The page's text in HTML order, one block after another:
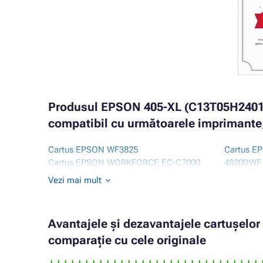
Produsul EPSON 405-XL
compatibil cu următoarele
Cartus EPSON WF3825
Cartus EPSON WORKFORCE EC-C7000
Cartus EPSON WORKFORCE PRO WF-
Cartus EPSON WORKFORCE PRO WF-
3825DWF
Cartus
4820DWF
Cartus
Vezi mai mult
Avantajele și dezavantajele cartușelor
comparație cu cele originale